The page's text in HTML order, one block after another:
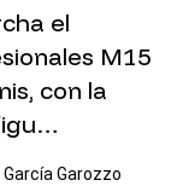
el
M15
con la
García Garozzo